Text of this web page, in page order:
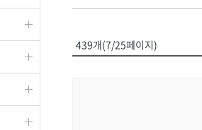
보은
옥천
시청자 FLEX
특집프로그램
439개(7/25페이지)